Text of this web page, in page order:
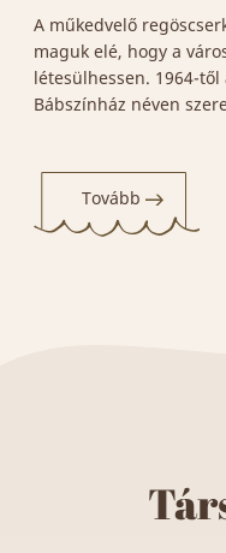
A műkedvelő
maguk elé, hogy a
létesülhessen. 1964-
Bábszínház néven
Tovább